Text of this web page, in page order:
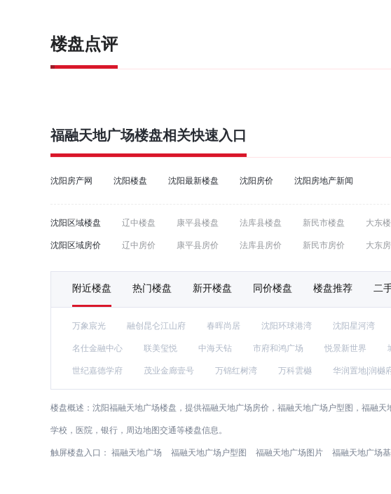
楼盘点评
福融天地广场楼盘相关快速入口
沈阳房产网 沈阳楼盘 沈阳最新楼盘 沈阳房价 沈阳房地产新闻
沈阳区域楼盘 辽中楼盘 康平县楼盘 法库县楼盘 新民市楼盘 大东
沈阳区域房价 辽中房价 康平县房价 法库县房价 新民市房价 大东
附近楼盘 热门楼盘 新开楼盘 同价楼盘 楼盘推荐 二
万象宸光 融创昆仑江山府 春晖尚居 沈阳环球港湾 沈阳星河湾
名仕金融中心 联美玺悦 中海天钻 市府和鸿广场 悦景新世界
世纪嘉德学府 茂业金廊壹号 万锦红树湾 万科雲樾 华润置地|润樾
楼盘概述： 沈阳福融天地广场楼盘，提供福融天地广场房价，福融天地广场户型图，福融
学校，医院，银行，周边地图交通等楼盘信息。
触屏楼盘入口： 福融天地广场 福融天地广场户型图 福融天地广场图片 福融天地广场